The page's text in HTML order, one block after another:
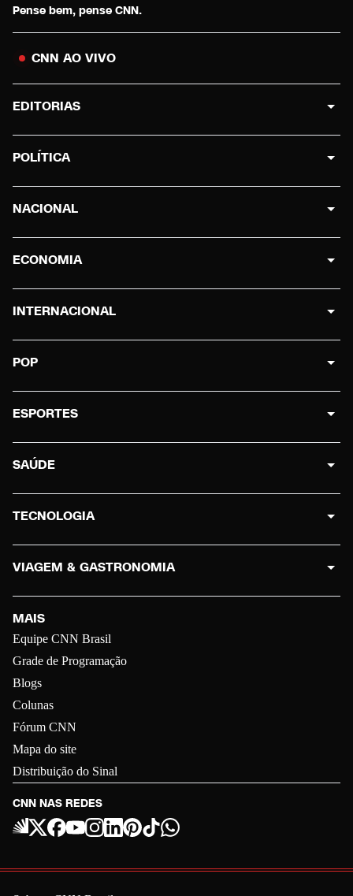
Pense bem, pense CNN.
CNN AO VIVO
CNN NAS REDES
MAIS
Equipe CNN Brasil
Grade de Programação
Blogs
Colunas
Fórum CNN
Mapa do site
Distribuição do Sinal
EDITORIAS
POLÍTICA
NACIONAL
ECONOMIA
INTERNACIONAL
POP
ESPORTES
SAÚDE
TECNOLOGIA
VIAGEM & GASTRONOMIA